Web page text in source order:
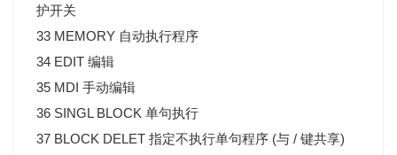
护开关
33 MEMORY 自动执行程序
34 EDIT 编辑
35 MDI 手动编辑
36 SINGL BLOCK 单句执行
37 BLOCK DELET 指定不执行单句程序 (与 / 键共享)